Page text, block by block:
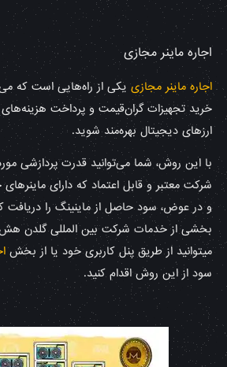
اجاره ماینر مجازی
اجاره ماینر مجازییکی از راه‌هایی است که
خرید تجهیزات گران‌قیمت و پرداخت هزینه‌های
ارزهای دیجیتال بهره‌مند شوید.
با این روش، شما می‌توانید قدرت پردازشی
شرکت معتبر و قابل اعتماد که دارای
و در عوض، سود حاصل از ماینینگ را دریافت
بخشی از خدمات شرکت بین المللی گلدن هش
میتوانید از طریق پنل کاربری خود یا از بخش
سود از این روش اقدام کنید.